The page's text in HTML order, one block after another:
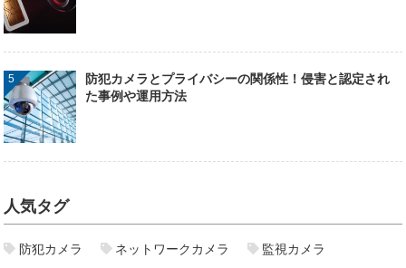
防犯カメラとプライバシーの関係性！侵害と認定され
た事例や運用方法
人気タグ
防犯カメラ ネットワークカメラ 監視カメラ